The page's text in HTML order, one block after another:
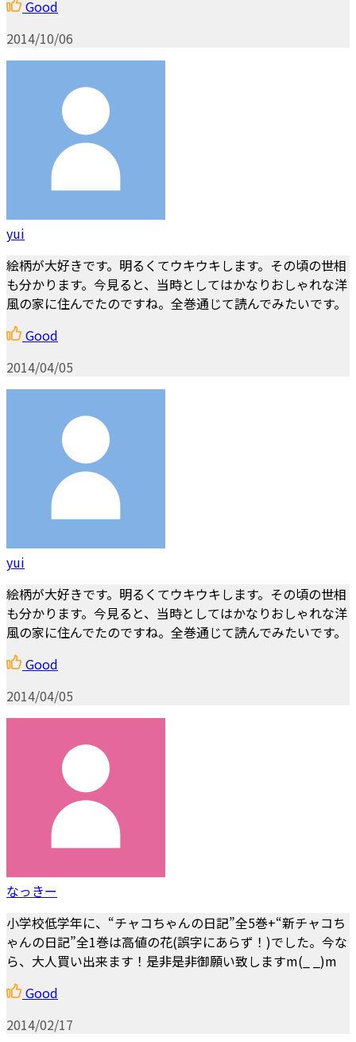
Good
2014/10/06
yui
絵柄が大好きです。明るくてウキウキします。その頃の世相
も分かります。今見ると、当時としてはかなりおしゃれな洋
風の家に住んでたのですね。全巻通じて読んでみたいです。
Good
2014/04/05
yui
絵柄が大好きです。明るくてウキウキします。その頃の世相
も分かります。今見ると、当時としてはかなりおしゃれな洋
風の家に住んでたのですね。全巻通じて読んでみたいです。
Good
2014/04/05
なっきー
小学校低学年に、“チャコちゃんの日記”全5巻+“新チャコち
ゃんの日記”全1巻は高値の花(誤字にあらず！)でした。今な
ら、大人買い出来ます！是非是非御願い致しますm(_ _)m
Good
2014/02/17